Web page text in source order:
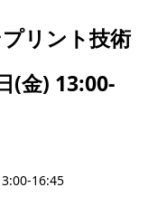
リント技術
(金) 13:00-
16:45